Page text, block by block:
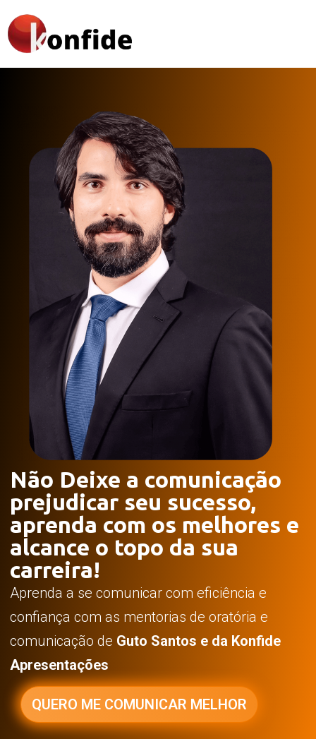
Não Deixe a comunicação
prejudicar seu sucesso,
aprenda com os melhores e
alcance o topo da sua
carreira!
Aprenda a se comunicar com eficiência e
confiança com as mentorias de oratória e
comunicação de Guto Santos e da Konfide
Apresentações
QUERO ME COMUNICAR MELHOR